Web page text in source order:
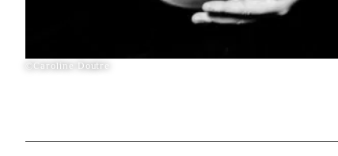
©Caroline Doutre